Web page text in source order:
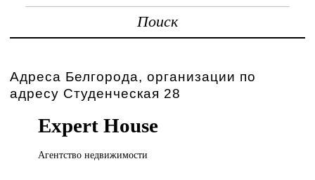
Поиск
Адреса Белгорода, организации по
адресу Студенческая 28
Expert House
Агентство недвижимости